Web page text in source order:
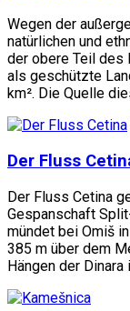
Wegen der
natürlichen und
der obere Teil des
als geschützte
km². Die Quelle
Der Fluss
Der Fluss Cetina
Gespanschaft
mündet bei Omiš
385 m über dem
Hängen der Dinara